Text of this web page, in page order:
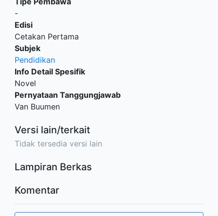
-
Edisi
Cetakan Pertama
Subjek
Pendidikan
Info Detail Spesifik
Novel
Pernyataan Tanggungjawab
Van Buumen
Versi lain/terkait
Tidak tersedia versi lain
Lampiran Berkas
Komentar